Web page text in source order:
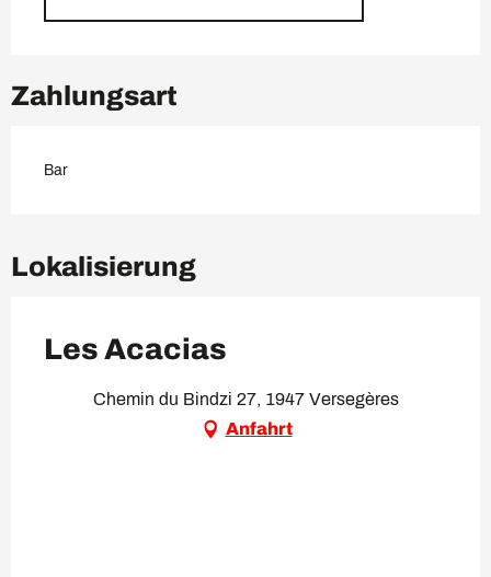
Zahlungsart
Bar
Lokalisierung
Les Acacias
Chemin du Bindzi 27, 1947 Versegères
Anfahrt